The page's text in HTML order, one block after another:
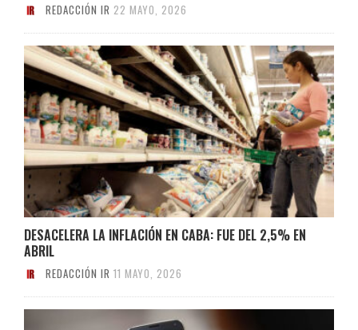
REDACCIÓN IR 22 MAYO, 2026
DESACELERA LA INFLACIÓN EN CABA: FUE DEL 2,5% EN
ABRIL
REDACCIÓN IR 11 MAYO, 2026